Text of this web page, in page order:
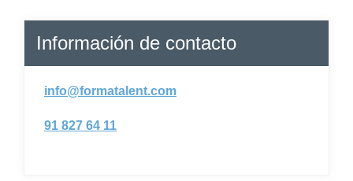
Información de contacto
info@formatalent.com
91 827 64 11